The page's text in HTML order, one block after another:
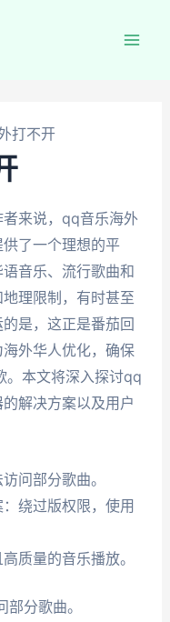
打不开
来说，qq音乐海外
了一个理想的平
音乐、流行歌曲和
理限制，有时甚至
是，这正是番茄回
外华人优化，确保
。本文将深入探讨qq
解决方案以及用户
问部分歌曲。
绕过版权限，使用
质量的音乐播放。
分歌曲。